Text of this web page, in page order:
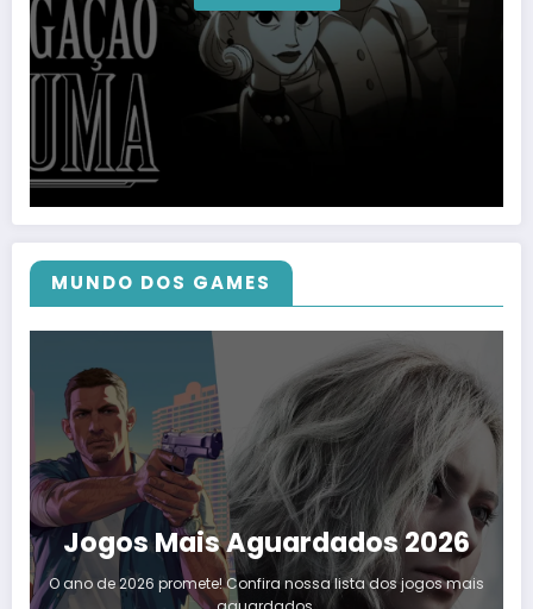
MUNDO DOS GAMES
Jogos Mais Aguardados 2026
O ano de 2026 promete! Confira nossa lista dos jogos mais